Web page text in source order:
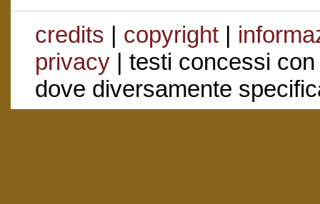
credits | copyright|
privacy| testi concessi
dove diversamente